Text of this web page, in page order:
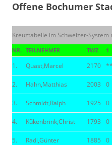
Offene Bochumer
Kreuztabelle im Schweizer-System
NR. TEILNEHMER TWZ 1
1. Quast,Marcel 2170 **
2. Hahn,Matthias 2003 0
3. Schmidt,Ralph 1925 0
4. Kükenbrink,Christ 1793 0
5. Radi,Günter 1885 0